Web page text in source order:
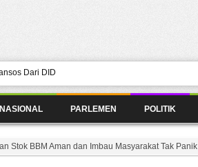
Dari DID
Resmi Digelar di Sintang,
Lokal
Daud Yordan Mohon Doa dan
Selektif
NASIONAL PARLEMEN POLITIK
Stok BBM Aman dan Imbau Masyarakat Tak Panik